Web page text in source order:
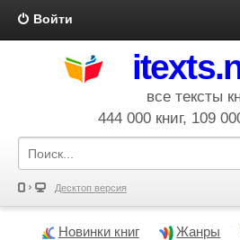
Войти
все тексты
444 000 книг, 109
Десктоп версия
Новинки книг Жанры